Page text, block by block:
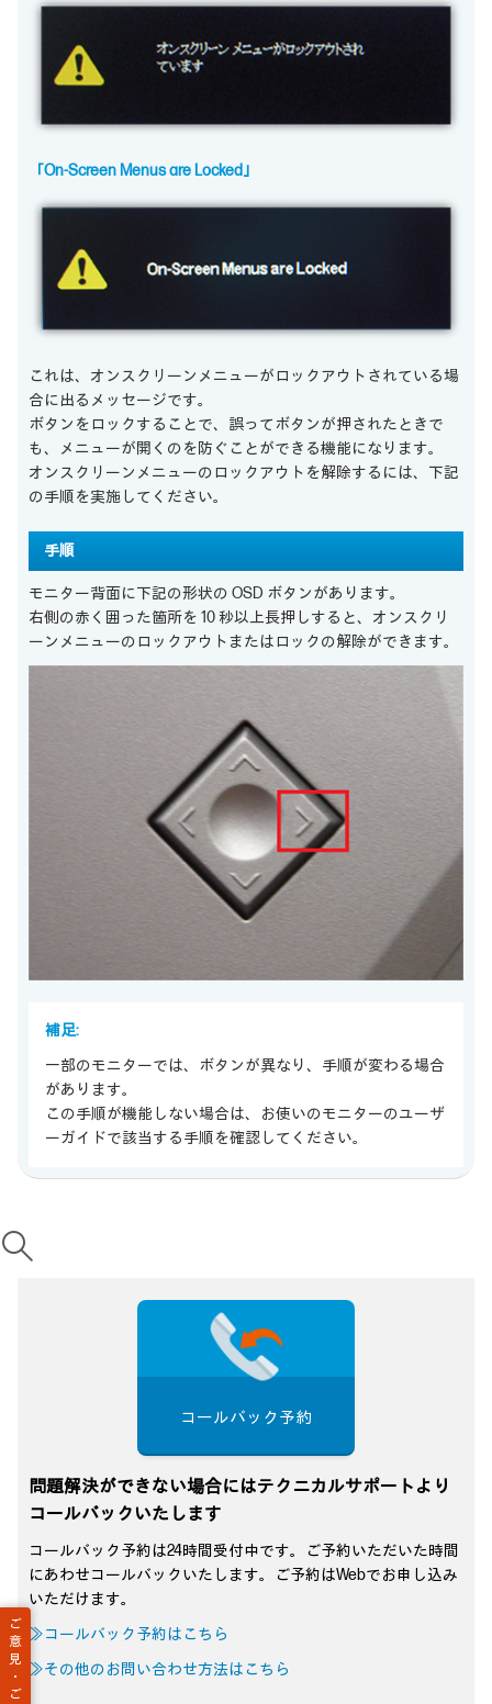
「On-Screen Menus are Locked」
これは、オンスクリーンメニューがロックアウトされている場
合に出るメッセージです。
ボタンをロックすることで、誤ってボタンが押されたときで
も、メニューが開くのを防ぐことができる機能になります。
オンスクリーンメニューのロックアウトを解除するには、下記
の手順を実施してください。
手順
モニター背面に下記の形状の OSD ボタンがあります。
右側の赤く囲った箇所を 10 秒以上長押しすると、オンスクリ
ーンメニューのロックアウトまたはロックの解除ができます。
補足:
一部のモニターでは、ボタンが異なり、手順が変わる場合
があります。
この手順が機能しない場合は、お使いのモニターのユーザ
ーガイドで該当する手順を確認してください。
ご
意
見
・
ご
コールバック予約
問題解決ができない場合にはテクニカルサポートより
コールバックいたします
コールバック予約は24時間受付中です。ご予約いただいた時間
にあわせコールバックいたします。ご予約はWebでお申し込み
いただけます。
≫コールバック予約はこちら
≫その他のお問い合わせ方法はこちら